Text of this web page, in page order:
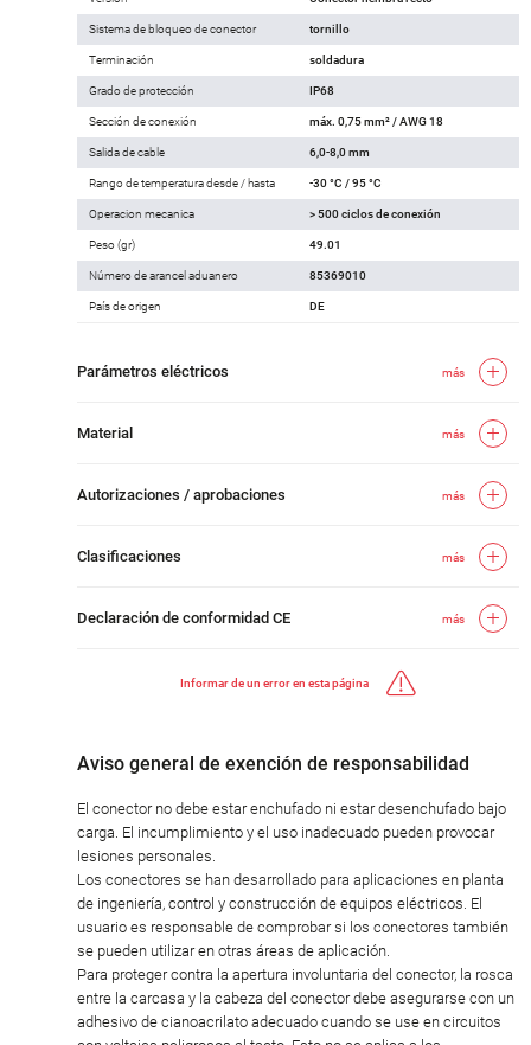
Sistema de bloqueo de conector tornillo
Terminación soldadura
Grado de protección IP68
Sección de conexión máx. 0,75 mm² / AWG 18
Salida de cable 6,0-8,0 mm
Rango de temperatura desde / hasta -30 °C / 95 °C
Operacion mecanica > 500 ciclos de conexión
Peso (gr) 49.01
Número de arancel aduanero 85369010
País de origen DE
Parámetros eléctricos más
Material más
Autorizaciones / aprobaciones más
Clasificaciones más
Declaración de conformidad CE más
Informar de un error en esta página
Aviso general de exención de responsabilidad
El conector no debe estar enchufado ni estar desenchufado bajo
carga. El incumplimiento y el uso inadecuado pueden provocar
lesiones personales.
Los conectores se han desarrollado para aplicaciones en planta
de ingeniería, control y construcción de equipos eléctricos. El
usuario es responsable de comprobar si los conectores también
se pueden utilizar en otras áreas de aplicación.
Para proteger contra la apertura involuntaria del conector, la rosca
entre la carcasa y la cabeza del conector debe asegurarse con un
adhesivo de cianoacrilato adecuado cuando se use en circuitos